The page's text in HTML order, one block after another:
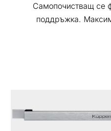
Самопочистващ се
поддръжка.